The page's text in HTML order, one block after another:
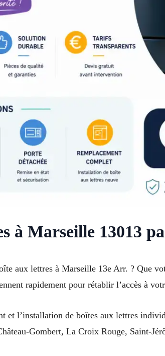
à Marseille 13013
aux lettres à Marseille 13e Arr. ? Que
rapidement pour rétablir l’accès à
et l’installation de boîtes aux lettres
Gombert, La Croix Rouge, Saint-